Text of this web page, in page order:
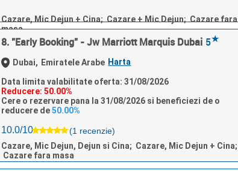
Cazare, Mic Dejun + Cina; Cazare + Mic Dejun; Cazare fara
masa
8. "Early Booking" - Jw Marriott Marquis Dubai 5★
Dubai, Emiratele Arabe Harta
Data limita valabilitate oferta: 31/08/2026
Reducere: 50.00%
Cere o rezervare pana la 31/08/2026 si beneficiezi de o
reducere de50.00%
10.0/10
(1 recenzie)
Cazare, Mic Dejun, Dejun si Cina; Cazare, Mic Dejun + Cina;
Cazare fara masa